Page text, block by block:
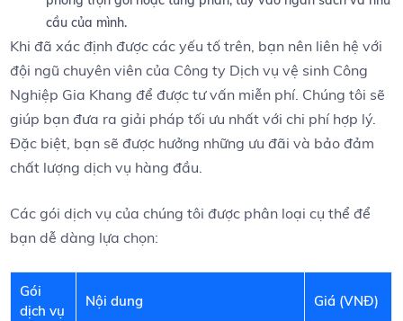
cầu ‌của mình.
Khi‍ đã xác định được các yếu tố trên, bạn nên liên hệ ⁣với⁣
đội ngũ chuyên viên của Công ty Dịch vụ vệ sinh Công
Nghiệp Gia Khang để ⁢được‍ tư vấn miễn phí. Chúng tôi sẽ
giúp bạn đưa ra ⁣giải⁤ pháp⁤ tối⁤ ưu nhất với chi ​phí hợp lý.
‌Đặc ‍biệt, bạn sẽ được hưởng những ưu đãi và bảo đảm
chất lượng dịch vụ hàng đầu.
Các gói dịch vụ của chúng tôi‌ được phân loại cụ thể để
bạn dễ dàng ‍lựa chọn:
Gói
dịch vụ
Nội dung Giá (VNĐ)